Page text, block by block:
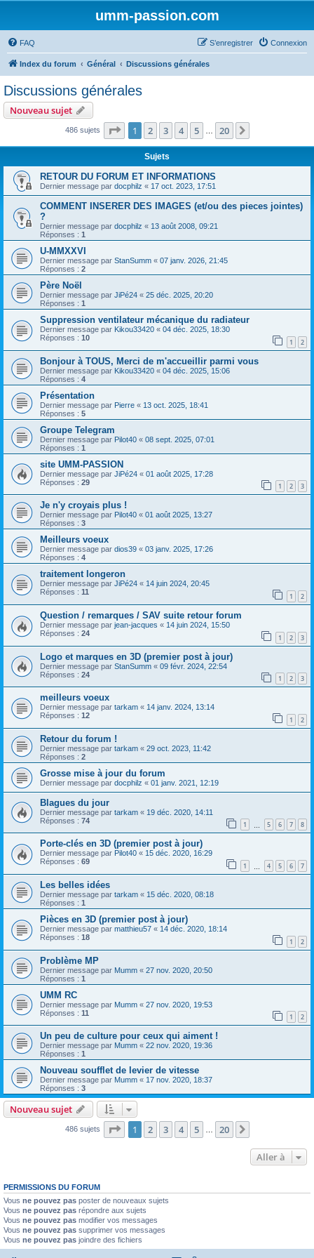
umm-passion.com
FAQ Connexion
S’enregistrer
Index du forum Général Discussions générales
Discussions générales
Nouveau sujet
486 sujets Page 1sur20
1 2 3 4 5 20
Sujets
RETOUR DU FORUM ET INFORMATIONS
Dernier message par docphilz « 17 oct. 2023, 17:51
COMMENT INSERER DES IMAGES (et/ou des pieces jointes)
?
Dernier message par docphilz « 13 août 2008, 09:21
Réponses : 1
U-MMXXVI
Dernier message par StanSumm « 07 janv. 2026, 21:45
Réponses : 2
Père Noël
Dernier message par JiPé24 « 25 déc. 2025, 20:20
Réponses : 1
Suppression ventilateur mécanique du radiateur
Dernier message par Kikou33420 « 04 déc. 2025, 18:30
Réponses : 10 1 2
Bonjour à TOUS, Merci de m'accueillir parmi vous
Dernier message par Kikou33420 « 04 déc. 2025, 15:06
Réponses : 4
Présentation
Dernier message par Pierre « 13 oct. 2025, 18:41
Réponses : 5
Groupe Telegram
Dernier message par Pilot40 « 08 sept. 2025, 07:01
Réponses : 1
site UMM-PASSION
Dernier message par JiPé24 « 01 août 2025, 17:28
Réponses : 29 1 2 3
Je n'y croyais plus !
Dernier message par Pilot40 « 01 août 2025, 13:27
Réponses : 3
Meilleurs voeux
Dernier message par dios39 « 03 janv. 2025, 17:26
Réponses : 4
traitement longeron
Dernier message par JiPé24 « 14 juin 2024, 20:45
Réponses : 11 1 2
Question / remarques / SAV suite retour forum
Dernier message par jean-jacques « 14 juin 2024, 15:50
Réponses : 24 1 2 3
Logo et marques en 3D (premier post à jour)
Dernier message par StanSumm « 09 févr. 2024, 22:54
Réponses : 24 1 2 3
meilleurs voeux
Dernier message par tarkam « 14 janv. 2024, 13:14
Réponses : 12 1 2
Retour du forum !
Dernier message par tarkam « 29 oct. 2023, 11:42
Réponses : 2
Grosse mise à jour du forum
Dernier message par docphilz « 01 janv. 2021, 12:19
Blagues du jour
Dernier message par tarkam « 19 déc. 2020, 14:11
Réponses : 74 1 5 6 7 8
Porte-clés en 3D (premier post à jour)
Dernier message par Pilot40 « 15 déc. 2020, 16:29
Réponses : 69 1 4 5 6 7
Les belles idées
Dernier message par tarkam « 15 déc. 2020, 08:18
Réponses : 1
Pièces en 3D (premier post à jour)
Dernier message par matthieu57 « 14 déc. 2020, 18:14
Réponses : 18 1 2
Problème MP
Dernier message par Mumm « 27 nov. 2020, 20:50
Réponses : 1
UMM RC
Dernier message par Mumm « 27 nov. 2020, 19:53
Réponses : 11 1 2
Un peu de culture pour ceux qui aiment !
Dernier message par Mumm « 22 nov. 2020, 19:36
Réponses : 1
Nouveau soufflet de levier de vitesse
Dernier message par Mumm « 17 nov. 2020, 18:37
Réponses : 3
Nouveau sujet
486 sujets Page 1sur20
1 2 3 4 5 … 20
Aller à
PERMISSIONS DU FORUM
Vous ne pouvez pas poster de nouveaux sujets
Vous ne pouvez pas répondre aux sujets
Vous ne pouvez pas modifier vos messages
Vous ne pouvez pas supprimer vos messages
Vous ne pouvez pas joindre des fichiers